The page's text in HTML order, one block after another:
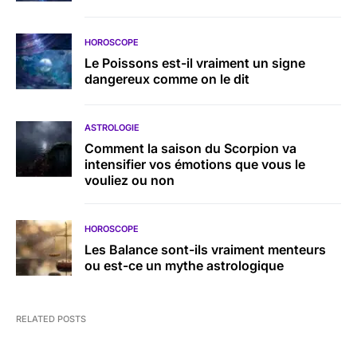
HOROSCOPE
Le Poissons est-il vraiment un signe
dangereux comme on le dit
ASTROLOGIE
Comment la saison du Scorpion va
intensifier vos émotions que vous le
vouliez ou non
HOROSCOPE
Les Balance sont-ils vraiment menteurs
ou est-ce un mythe astrologique
RELATED POSTS